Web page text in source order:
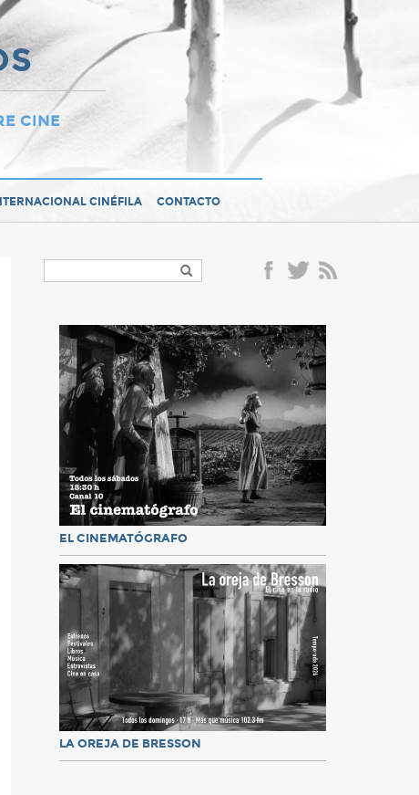
CINE
CINÉFILA CONTACTO
EL CINEMATÓGRAFO
LA OREJA DE BRESSON